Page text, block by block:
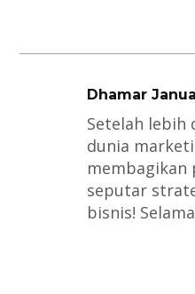
Dhamar
Setelah lebih
dunia
membagikan
seputar
bisnis!